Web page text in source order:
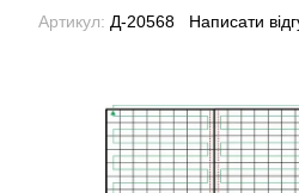
Артикул: Д-20568 Написати